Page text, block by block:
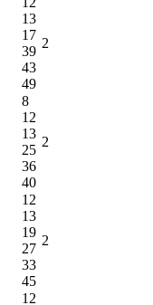
13
17
39
43
49
2
8
12
13
25
36
40
2
12
13
19
27
33
45
2
12